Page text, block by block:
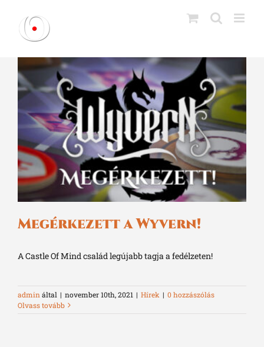
Megérkezett a Wyvern!
A Castle Of Mind család legújabb tagja a fedélzeten!
admin által | november 10th, 2021 | Hírek | 0 hozzászólás
Olvass tovább